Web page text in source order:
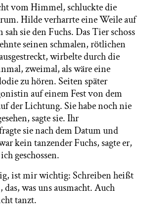
vom Himmel, schluckte die
Hilde verharrte eine Weile auf
sie den Fuchs. Das Tier schoss
seinen schmalen, rötlichen
wirbelte durch die
zweimal, als wäre eine
zu hören. Seiten später
auf einem Fest von dem
der Lichtung. Sie habe noch nie
sagte sie. Ihr
sie nach dem Datum und
kein tanzender Fuchs, sagte er,
geschossen.
ist mir wichtig: Schreiben heißt
das, was uns ausmacht. Auch
tanzt.